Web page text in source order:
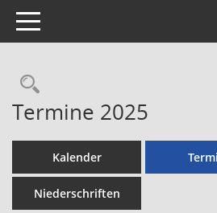
Toggle navigation
Rechercheauswahl
Termine 2025
Kalender
Niederschriften